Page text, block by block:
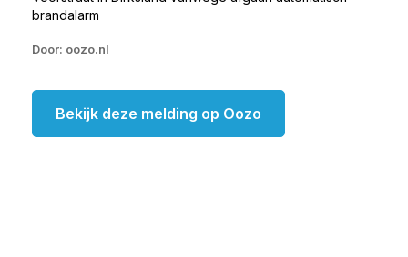
brandalarm
Door: oozo.nl
Bekijk deze melding op Oozo